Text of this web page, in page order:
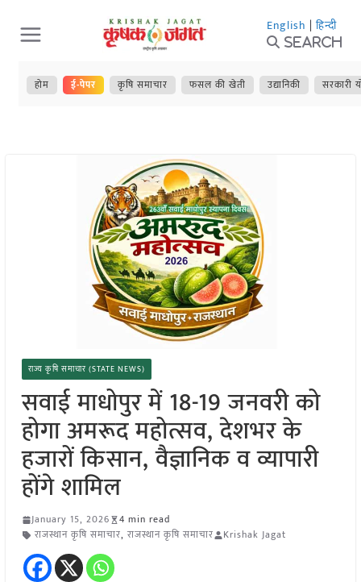
Skip
to
content
English | हिन्दी
Search
होम ई-पेपर कृषि समाचार फसल की खेती उद्यानिकी सरकारी
राज्य कृषि समाचार (STATE NEWS)
सवाई माधोपुर में 18-19 जनवरी को
होगा अमरूद महोत्सव, देशभर के
हजारों किसान, वैज्ञानिक व व्यापारी
होंगे शामिल
January 15, 2026
4 min read
राजस्थान कृषि समाचार, राजस्थान कृषि समाचार Krishak Jagat